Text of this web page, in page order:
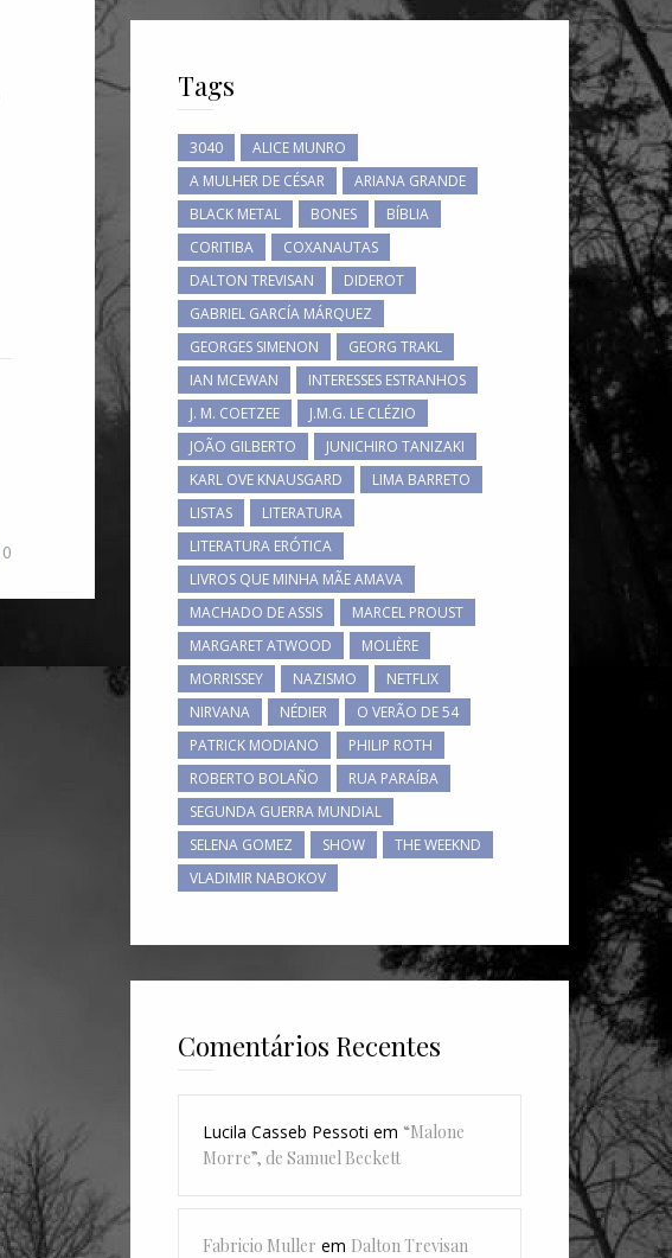
0
Tags
3040
ALICE MUNRO
A MULHER DE CÉSAR
ARIANA GRANDE
BLACK METAL
BONES
BÍBLIA
CORITIBA
COXANAUTAS
DALTON TREVISAN
DIDEROT
GABRIEL GARCÍA MÁRQUEZ
GEORGES SIMENON
GEORG TRAKL
IAN MCEWAN
INTERESSES ESTRANHOS
J. M. COETZEE
J.M.G. LE CLÉZIO
JOÃO GILBERTO
JUNICHIRO TANIZAKI
KARL OVE KNAUSGARD
LIMA BARRETO
LISTAS
LITERATURA
LITERATURA ERÓTICA
LIVROS QUE MINHA MÃE AMAVA
MACHADO DE ASSIS
MARCEL PROUST
MARGARET ATWOOD
MOLIÈRE
MORRISSEY
NAZISMO
NETFLIX
NIRVANA
NÉDIER
O VERÃO DE 54
PATRICK MODIANO
PHILIP ROTH
ROBERTO BOLAÑO
RUA PARAÍBA
SEGUNDA GUERRA MUNDIAL
SELENA GOMEZ
SHOW
THE WEEKND
VLADIMIR NABOKOV
Comentários Recentes
Lucila Casseb Pessoti em “Malone
Morre”, de Samuel Beckett
Fabricio Muller em Dalton Trevisan